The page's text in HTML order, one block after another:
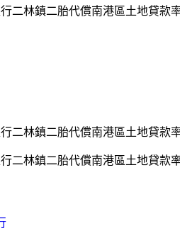
二林鎮二胎代償南港區土地貸款
二林鎮二胎代償南港區土地貸款
二林鎮二胎代償南港區土地貸款